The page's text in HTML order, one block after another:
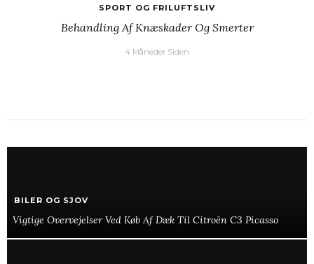
SPORT OG FRILUFTSLIV
Behandling Af Knæskader Og Smerter
4 Måneder Siden
BILER OG SJOV
Vigtige Overvejelser Ved Køb Af Dæk Til Citroën C3 Picasso